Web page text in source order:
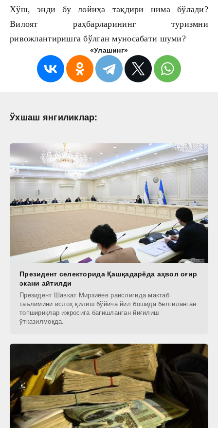
Хўш, энди бу лойиҳа тақдири нима бўлади?
Вилоят раҳбарларининг туризмни
ривожлантиришга бўлган муносабати шуми?
«Улашинг»
Ўхшаш янгиликлар:
Президент селекторида Қашқадарёда аҳвол оғир
экани айтилди
Президент Шавкат Мирзиёев раислигида мактаб
таълимини ислоҳ қилиш бўйича йил бошида белгиланган
топшириқлар ижросига бағишланган йиғилиш
ўтказилмоқда.